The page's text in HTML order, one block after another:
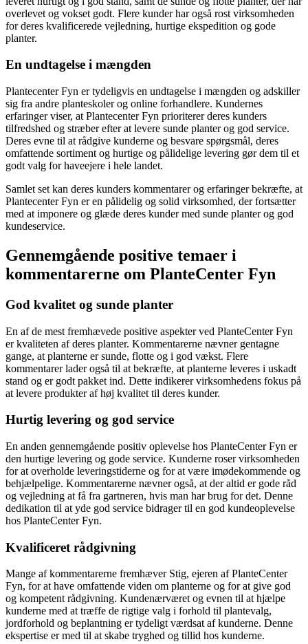
overlevet og vokset godt. Flere kunder har også rost virksomheden
for deres kvalificerede vejledning, hurtige ekspedition og gode
planter.
En undtagelse i mængden
Plantecenter Fyn er tydeligvis en undtagelse i mængden og adskiller
sig fra andre planteskoler og online forhandlere. Kundernes
erfaringer viser, at Plantecenter Fyn prioriterer deres kunders
tilfredshed og stræber efter at levere sunde planter og god service.
Deres evne til at rådgive kunderne og besvare spørgsmål, deres
omfattende sortiment og hurtige og pålidelige levering gør dem til et
godt valg for haveejere i hele landet.
Samlet set kan deres kunders kommentarer og erfaringer bekræfte, at
Plantecenter Fyn er en pålidelig og solid virksomhed, der fortsætter
med at imponere og glæde deres kunder med sunde planter og god
kundeservice.
Gennemgående positive temaer i
kommentarerne om PlanteCenter Fyn
God kvalitet og sunde planter
En af de mest fremhævede positive aspekter ved PlanteCenter Fyn
er kvaliteten af deres planter. Kommentarerne nævner gentagne
gange, at planterne er sunde, flotte og i god vækst. Flere
kommentarer lader også til at bekræfte, at planterne leveres i uskadt
stand og er godt pakket ind. Dette indikerer virksomhedens fokus på
at levere produkter af høj kvalitet til deres kunder.
Hurtig levering og god service
En anden gennemgående positiv oplevelse hos PlanteCenter Fyn er
den hurtige levering og gode service. Kunderne roser virksomheden
for at overholde leveringstiderne og for at være imødekommende og
behjælpelige. Kommentarerne nævner også, at der altid er gode råd
og vejledning at få fra gartneren, hvis man har brug for det. Denne
dedikation til at yde god service bidrager til en god kundeoplevelse
hos PlanteCenter Fyn.
Kvalificeret rådgivning
Mange af kommentarerne fremhæver Stig, ejeren af PlanteCenter
Fyn, for at have omfattende viden om planterne og for at give god
og kompetent rådgivning. Kundenærværet og evnen til at hjælpe
kunderne med at træffe de rigtige valg i forhold til plantevalg,
jordforhold og beplantning er tydeligt værdsat af kunderne. Denne
ekspertise er med til at skabe tryghed og tillid hos kunderne.